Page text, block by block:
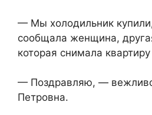
— Мы холодильник
сообщала женщина,
которая снимала
— Поздравляю, —
Петровна.